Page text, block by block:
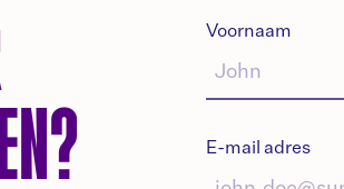
Voornaam
E-mail adres